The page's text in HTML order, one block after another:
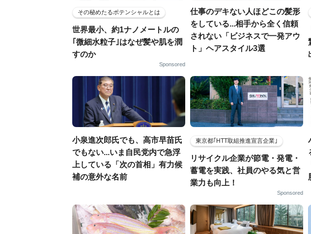
その秘めたるポテンシャルとは
世界最小、約1ナノメートルの
｢微細水粒子｣はなぜ髪や肌を潤
すのか
Sponsored
仕事のデキない人ほどこの髪形
をしている...相手から全く信頼
されない「ビジネスで一発アウ
ト」ヘアスタイル3選
小泉進次郎氏でも、高市早苗氏
でもない...いま自民党内で急浮
上している「次の首相」有力候
補の意外な名前
東京都｢HTT取組推進宣言企業｣
リサイクル企業が節電・発電・
蓄電を実践、社員のやる気と営
業力も向上！
Sponsored